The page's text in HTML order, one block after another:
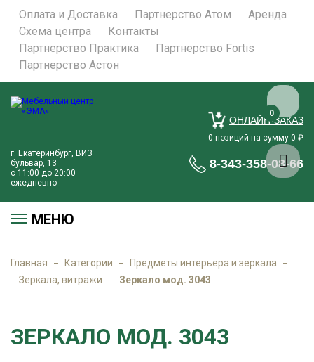
Оплата и Доставка Партнерство Атом
Аренда
Схема центра
Контакты
Партнерство Практика
Партнерство Fortis
Партнерство Астон
г. Екатеринбург, ВИЗ
бульвар, 13
с 11:00 до 20:00
ежедневно
ОНЛАЙН-ЗАКАЗ
0 позиций на сумму 0 ₽
8-343-358-08-66
МЕНЮ
Главная Категории
Предметы интерьера и зеркала
Зеркала, витражи
Зеркало мод. 3043
ЗЕРКАЛО МОД. 3043
0